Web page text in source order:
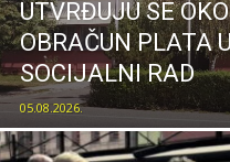
UTVRĐUJU SE
OBRAČUN PLATA
SOCIJALNI RAD
05.08.2026.